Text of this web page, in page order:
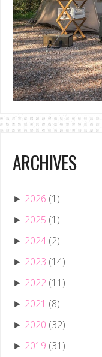
ARCHIVES
► 2026 (1)
► 2025 (1)
► 2024 (2)
► 2023 (14)
► 2022 (11)
► 2021 (8)
► 2020 (32)
► 2019 (31)